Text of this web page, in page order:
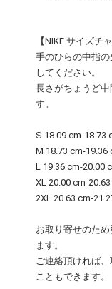
【NIKE サイズチ
手のひらの中指
してください。
長さがちょうど
す。
S 18.09 cm-18.73
M 18.73 cm-19.36
L 19.36 cm-20.00
XL 20.00 cm-
2XL 20.63 cm-
お取り寄せのた
ます。
ご連絡頂ければ
こともできます。